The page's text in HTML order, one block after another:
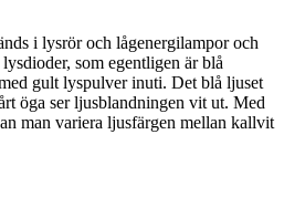
i lysrör och lågenergilampor och
som egentligen är blå
gult lyspulver inuti. Det blå ljuset
öga ser ljusblandningen vit ut. Med
man variera ljusfärgen mellan kallvit